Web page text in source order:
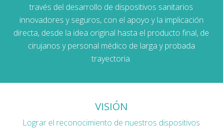
través del desarrollo de dispositivos sanitarios
innovadores y seguros, con el apoyo y la implicación
directa, desde la idea original hasta el producto final, de
cirujanos y personal médico de larga y probada
trayectoria.
VISIÓN
Lograr el reconocimiento de nuestros dispositivos